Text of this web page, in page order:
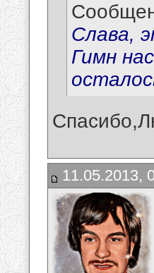
Слава,
Гимн
11.05.2013,